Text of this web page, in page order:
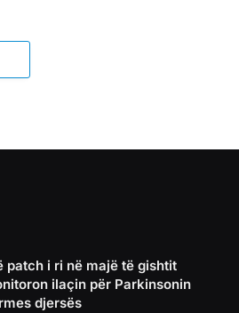
patch i ri në majë të gishtit
ilaçin për Parkinsonin
djersës